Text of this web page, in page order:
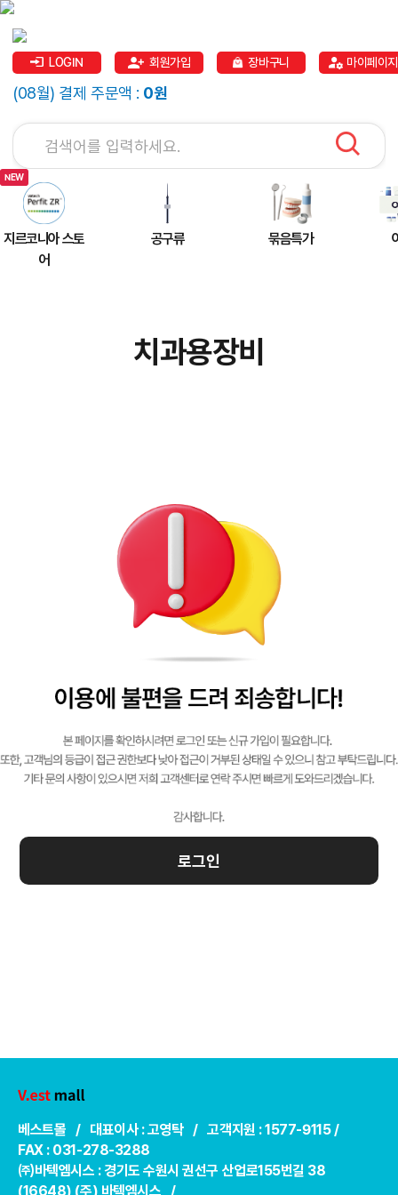
LOGIN 회원가입 장바구니 마이페이지
(08월) 결제 주문액 : 0원
지르코니아 스토
어
공구류 묶음특가
치과용장비
로그인
베스트몰 / 대표이사 : 고영탁 / 고객지원 : 1577-9115 /
FAX : 031-278-3288
㈜바텍엠시스 : 경기도 수원시 권선구 산업로155번길 38
(16648) (주) 바텍엠시스 /